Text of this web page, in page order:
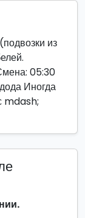
из
05:30
Иногда
mdash;